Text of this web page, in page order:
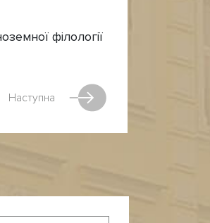
філології
Наступна